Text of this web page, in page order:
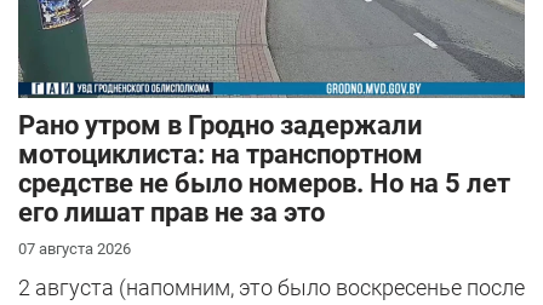
Рано утром в Гродно задержали
мотоциклиста: на транспортном
средстве не было номеров. Но на 5 лет
его лишат прав не за это
07 августа 2026
2 августа (напомним, это было воскресенье после